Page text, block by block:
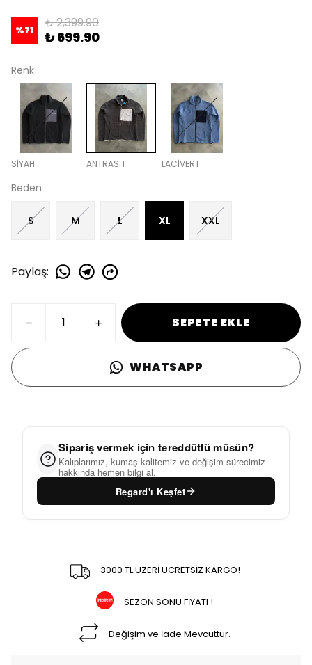
%71 ₺ 2,399.90
₺ 699.90
Renk
SİYAH ANTRASİT LACİVERT
Beden
S M L XL XXL
Paylaş:
SEPETE EKLE
WHATSAPP
Sipariş vermek için tereddütlü müsün?
Kalıplarımız, kumaş kalitemiz ve değişim sürecimiz
hakkında hemen bilgi al.
Regard'ı Keşfet
3000 TL ÜZERİ ÜCRETSİZ KARGO!
SEZON SONU FİYATI !
Değişim ve İade Mevcuttur.